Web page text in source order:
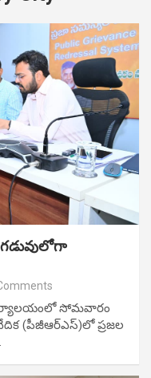
గడువులోగా
సోమవారం
(పీజీఆర్ఎస్)లో ప్రజల